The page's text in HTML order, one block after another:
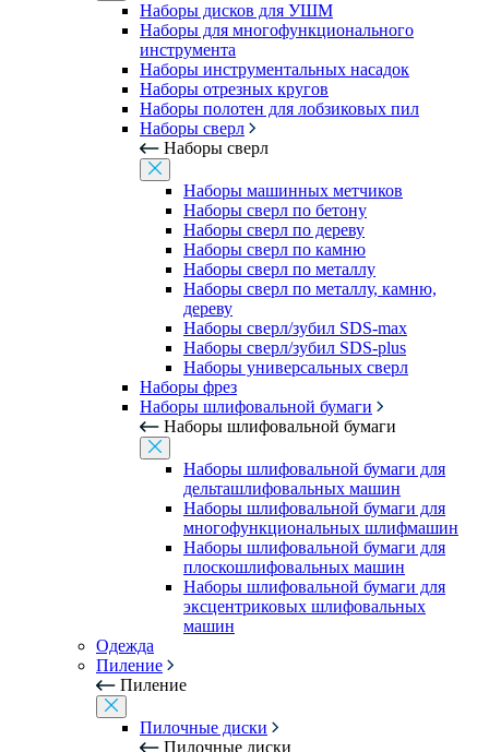
Наборы дисков для УШМ
Наборы для многофункционального
инструмента
Наборы инструментальных насадок
Наборы отрезных кругов
Наборы полотен для лобзиковых пил
Наборы сверл
Наборы сверл
Наборы машинных метчиков
Наборы сверл по бетону
Наборы сверл по дереву
Наборы сверл по камню
Наборы сверл по металлу
Наборы сверл по металлу, камню,
дереву
Наборы сверл/зубил SDS-max
Наборы сверл/зубил SDS-plus
Наборы универсальных сверл
Наборы фрез
Наборы шлифовальной бумаги
Наборы шлифовальной бумаги
Наборы шлифовальной бумаги для
дельташлифовальных машин
Наборы шлифовальной бумаги для
многофункциональных шлифмашин
Наборы шлифовальной бумаги для
плоскошлифовальных машин
Наборы шлифовальной бумаги для
эксцентриковых шлифовальных
машин
Одежда
Пиление
Пиление
Пилочные диски
Пилочные диски